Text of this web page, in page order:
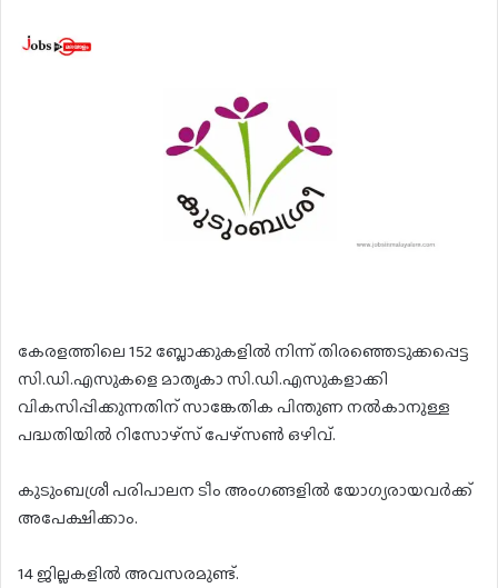
കേരളത്തിലെ 152 ബ്ലോക്കുകളിൽ നിന്ന് തിരഞ്ഞെടുക്കപ്പെട്ട
സി.ഡി.എസുകളെ മാതൃകാ സി.ഡി.എസുകളാക്കി
വികസിപ്പിക്കുന്നതിന് സാങ്കേതിക പിന്തുണ നൽകാനുള്ള
പദ്ധതിയിൽ റിസോഴ്സ് പേഴ്സൺ ഒഴിവ്.
കുടുംബശ്രീ പരിപാലന ടീം അംഗങ്ങളിൽ യോഗ്യരായവർക്ക്
അപേക്ഷിക്കാം.
14 ജില്ലകളിൽ അവസരമുണ്ട്.